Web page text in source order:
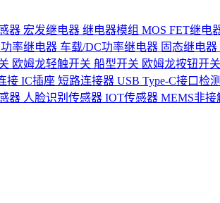
器 宏发继电器 继电器模组 MOS FET继电
功率继电器 车载/DC功率继电器 固态继电器
欧姆龙轻触开关 船型开关 欧姆龙按钮开关
接 IC插座 短路连接器 USB Type-C接口检
器 人脸识别传感器 IOT传感器 MEMS非接